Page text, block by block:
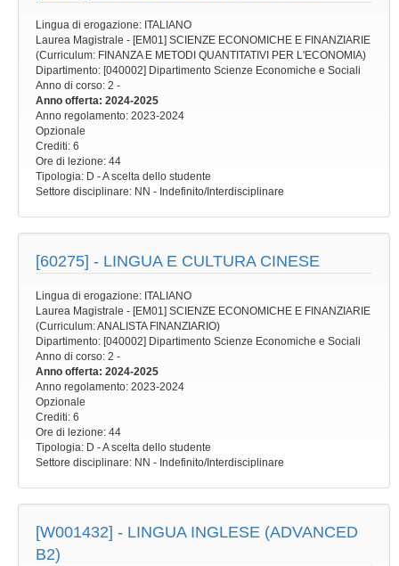
Lingua di erogazione: ITALIANO
Laurea Magistrale - [EM01] SCIENZE ECONOMICHE E FINANZIARIE
(Curriculum: FINANZA E METODI QUANTITATIVI PER L'ECONOMIA)
Dipartimento: [040002] Dipartimento Scienze Economiche e Sociali
Anno di corso: 2 -
Anno offerta: 2024-2025
Anno regolamento: 2023-2024
Opzionale
Crediti: 6
Ore di lezione: 44
Tipologia: D - A scelta dello studente
Settore disciplinare: NN - Indefinito/Interdisciplinare
[60275] - LINGUA E CULTURA CINESE
Lingua di erogazione: ITALIANO
Laurea Magistrale - [EM01] SCIENZE ECONOMICHE E FINANZIARIE
(Curriculum: ANALISTA FINANZIARIO)
Dipartimento: [040002] Dipartimento Scienze Economiche e Sociali
Anno di corso: 2 -
Anno offerta: 2024-2025
Anno regolamento: 2023-2024
Opzionale
Crediti: 6
Ore di lezione: 44
Tipologia: D - A scelta dello studente
Settore disciplinare: NN - Indefinito/Interdisciplinare
[W001432] - LINGUA INGLESE (ADVANCED
B2)